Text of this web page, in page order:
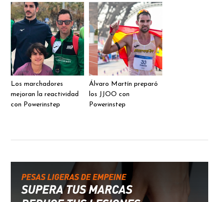
Los marchadores
mejoran la reactividad
con Powerinstep
Álvaro Martín preparó
los JJOO con
Powerinstep